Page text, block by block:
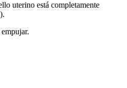
uterino está completamente